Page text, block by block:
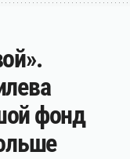
фонд